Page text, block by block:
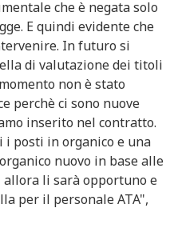
che è negata solo
E quindi evidente che
In futuro si
di valutazione dei titoli
non è stato
perchè ci sono nuove
inserito nel contratto.
i posti in organico e una
nuovo in base alle
li sarà opportuno e
per il personale ATA",